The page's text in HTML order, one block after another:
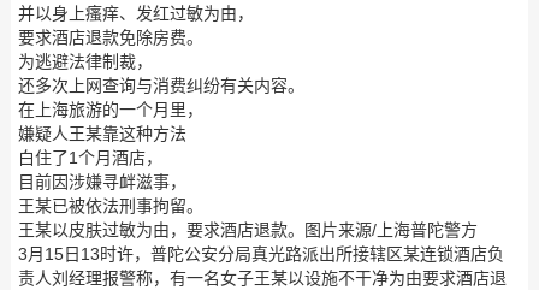
并以身上瘙痒、发红过敏为由，
要求酒店退款免除房费。
为逃避法律制裁，
还多次上网查询与消费纠纷有关内容。
在上海旅游的一个月里，
嫌疑人王某靠这种方法
白住了1个月酒店，
目前因涉嫌寻衅滋事，
王某已被依法刑事拘留。
王某以皮肤过敏为由，要求酒店退款。图片来源/上海普陀警方
3月15日13时许，普陀公安分局真光路派出所接辖区某连锁酒店负
责人刘经理报警称，有一名女子王某以设施不干净为由要求酒店退